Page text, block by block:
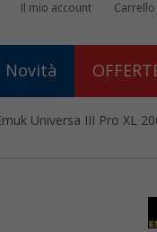
Il mio account Carrello
Novità
Universa III Pro XL